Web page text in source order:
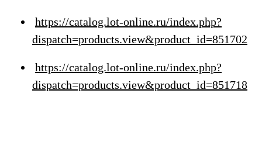
https://catalog.lot-online.ru/index.php?
dispatch=products.view&product_id=851702
https://catalog.lot-online.ru/index.php?
dispatch=products.view&product_id=851718